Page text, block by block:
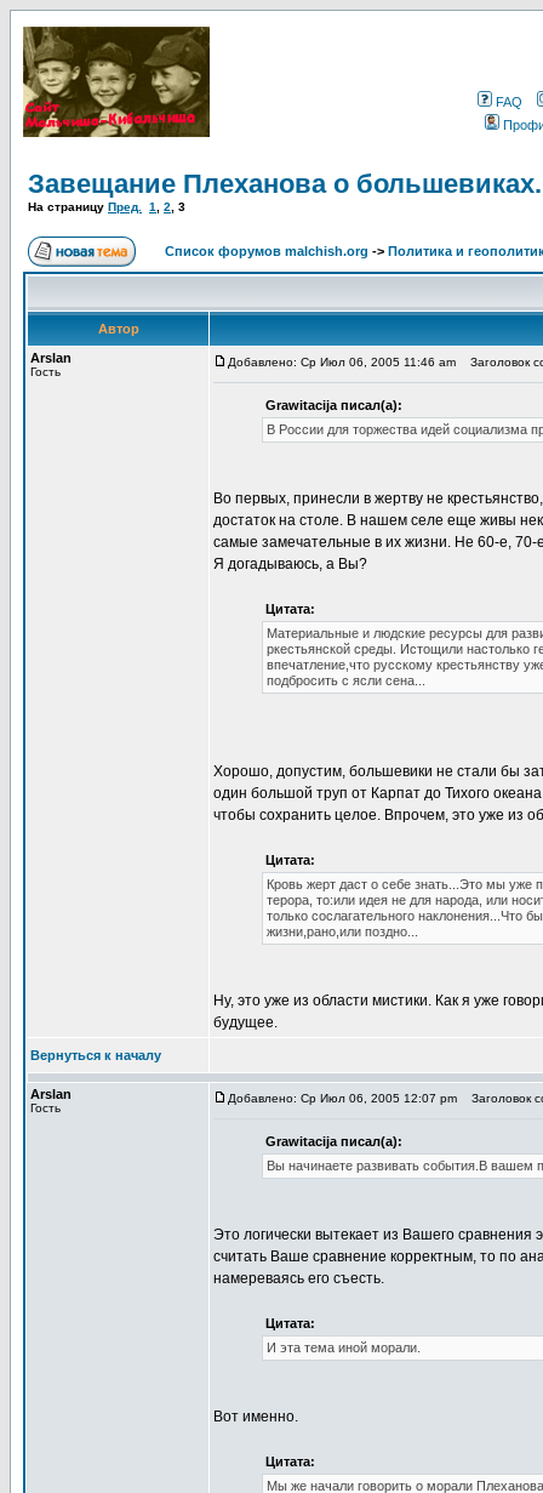
FAQ
Завещание Плеханова о большевиках.
На страницу Пред. 1 2 3
Список форумов malchish.org -> Политика и
Автор
Arslan
Гость
Добавлено: Ср Июл 06, 2005 11:46 am Заголовок
Grawitacija писал(а):
В России для торжества идей социализма
Во первых, принесли в жертву не
достаток на столе. В нашем селе еще живы
самые замечательные в их жизни. Не 60-е, 70-
Я догадываюсь, а Вы?
Цитата:
Материальные и людские ресурсы для
ркестьянской среды. Истощили настолько
впечатление,что русскому крестьянству
подбросить с ясли сена...
Хорошо, допустим, большевики не стали бы
один большой труп от Карпат до Тихого
чтобы сохранить целое. Впрочем, это уже из
Цитата:
Кровь жерт даст о себе знать...Это мы уже
терора, то:или идея не для народа, или
только сослагательного
жизни,рано,или поздно...
Ну, это уже из области мистики. Как я уже
будущее.
Вернуться к началу
Arslan
Гость
Добавлено: Ср Июл 06, 2005 12:07 pm Заголовок
Grawitacija писал(а):
Вы начинаете развивать события.В вашем
Это логически вытекает из Вашего
считать Ваше сравнение корректным, то по
намереваясь его съесть.
Цитата:
И эта тема иной морали.
Вот именно.
Цитата:
Мы же начали говорить о морали